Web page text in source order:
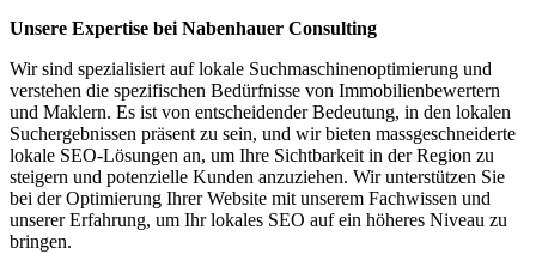
Unsere Expertise bei Nabenhauer Consulting
Wir sind spezialisiert auf lokale Suchmaschinenoptimierung und
verstehen die spezifischen Bedürfnisse von Immobilienbewertern
und Maklern. Es ist von entscheidender Bedeutung, in den lokalen
Suchergebnissen präsent zu sein, und wir bieten massgeschneiderte
lokale SEO-Lösungen an, um Ihre Sichtbarkeit in der Region zu
steigern und potenzielle Kunden anzuziehen. Wir unterstützen Sie
bei der Optimierung Ihrer Website mit unserem Fachwissen und
unserer Erfahrung, um Ihr lokales SEO auf ein höheres Niveau zu
bringen.